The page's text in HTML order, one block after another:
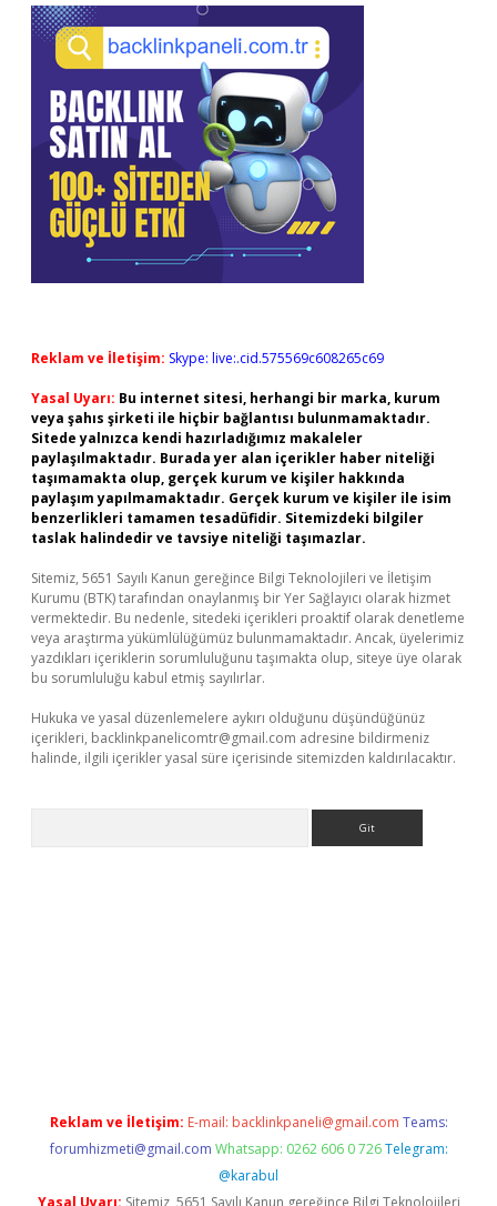
Reklam ve İletişim: Skype: live:.cid.575569c608265c69
Yasal Uyarı: Bu internet sitesi, herhangi bir marka, kurum
veya şahıs şirketi ile hiçbir bağlantısı bulunmamaktadır.
Sitede yalnızca kendi hazırladığımız makaleler
paylaşılmaktadır. Burada yer alan içerikler haber niteliği
taşımamakta olup, gerçek kurum ve kişiler hakkında
paylaşım yapılmamaktadır. Gerçek kurum ve kişiler ile isim
benzerlikleri tamamen tesadüfidir. Sitemizdeki bilgiler
taslak halindedir ve tavsiye niteliği taşımazlar.
Sitemiz, 5651 Sayılı Kanun gereğince Bilgi Teknolojileri ve İletişim
Kurumu (BTK) tarafından onaylanmış bir Yer Sağlayıcı olarak hizmet
vermektedir. Bu nedenle, sitedeki içerikleri proaktif olarak denetleme
veya araştırma yükümlülüğümüz bulunmamaktadır. Ancak, üyelerimiz
yazdıkları içeriklerin sorumluluğunu taşımakta olup, siteye üye olarak
bu sorumluluğu kabul etmiş sayılırlar.
Hukuka ve yasal düzenlemelere aykırı olduğunu düşündüğünüz
içerikleri, backlinkpanelicomtr@gmail.com adresine bildirmeniz
halinde, ilgili içerikler yasal süre içerisinde sitemizden kaldırılacaktır.
Reklam ve İletişim: E-mail: backlinkpaneli@gmail.com Teams:
forumhizmeti@gmail.com Whatsapp: 0262 606 0 726 Telegram:
@karabul
Yasal Uyarı: Sitemiz, 5651 Sayılı Kanun gereğince Bilgi Teknolojileri